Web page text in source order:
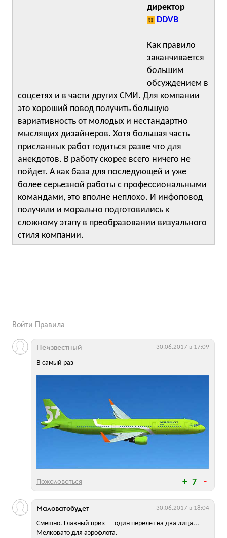
директор
DDVB
Как правило
заканчивается
большим
обсуждением в
соцсетях и в части других СМИ. Для компании
это хороший повод получить большую
вариативность от молодых и нестандартно
мыслящих дизайнеров. Хотя большая часть
присланных работ годиться разве что для
анекдотов. В работу скорее всего ничего не
пойдет. А как база для последующей и уже
более серьезной работы с профессиональными
командами, это вполне неплохо. И инфоповод
получили и морально подготовились к
сложному этапу в преобразовании визуального
стиля компании.
Войти Правила
7
В самый раз
Неизвестный 30.06.2017 в 17:09
Пожаловаться
Смешно. Главный приз — один перелет на два лица...
Мелковато для аэрофлота.
Маловатобудет 30.06.2017 в 18:04